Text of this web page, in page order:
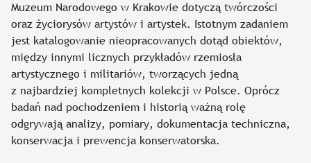
Muzeum Narodowego w Krakowie dotyczą twórczości
oraz życiorysów artystów i artystek. Istotnym zadaniem
jest katalogowanie nieopracowanych dotąd obiektów,
między innymi licznych przykładów rzemiosła
artystycznego i militariów, tworzących jedną
z najbardziej kompletnych kolekcji w Polsce. Oprócz
badań nad pochodzeniem i historią ważną rolę
odgrywają analizy, pomiary, dokumentacja techniczna,
konserwacja i prewencja konserwatorska.